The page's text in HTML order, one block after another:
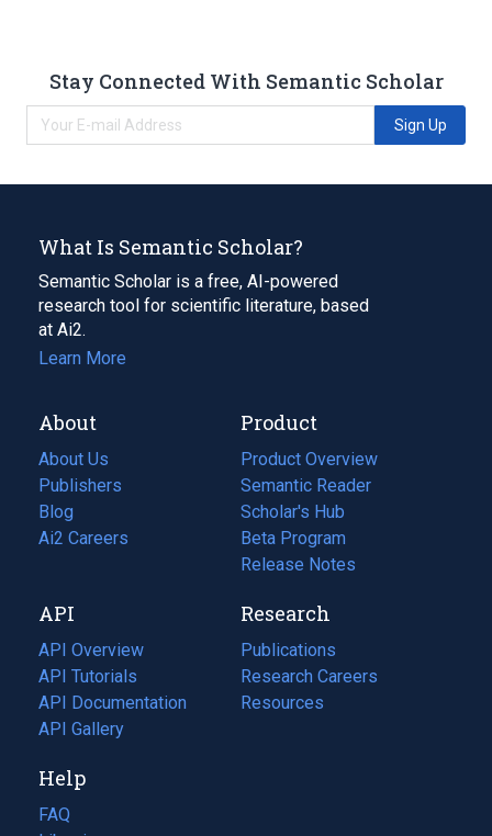
Stay Connected With Semantic Scholar
Sign Up
What Is Semantic Scholar?
Semantic Scholar is a free, AI-powered
research tool for scientific literature, based
at Ai2.
Learn More
About
About Us
Publishers
Blog
(opens
in
tab)
Ai2 Careers
(opens
new
tab)
Product
Product Overview
Semantic Reader
Scholar's Hub
Beta Program
Release Notes
API
API Overview
API Tutorials
API Documentation
(opens
in
new
tab)
API Gallery
Research
Publications
(opens
in
a
Research Careers
(opens
in
Resources
(opens
Help
FAQ